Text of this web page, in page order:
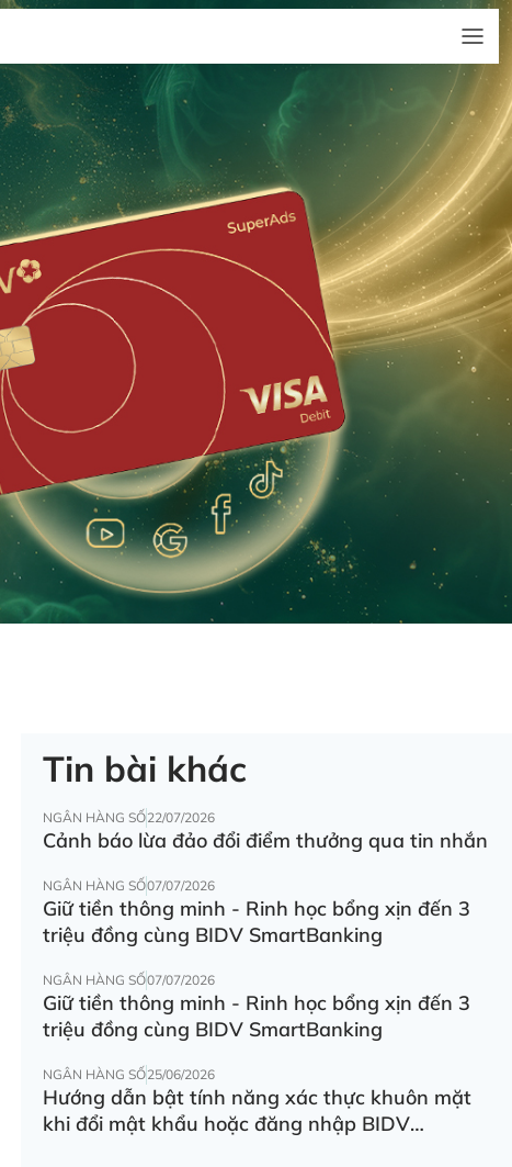
Tin bài khác
NGÂN HÀNG SỐ22/07/2026
Cảnh báo lừa đảo đổi điểm thưởng qua tin nhắn
NGÂN HÀNG SỐ07/07/2026
Giữ tiền thông minh - Rinh học bổng xịn đến 3
triệu đồng cùng BIDV SmartBanking
NGÂN HÀNG SỐ07/07/2026
Giữ tiền thông minh - Rinh học bổng xịn đến 3
triệu đồng cùng BIDV SmartBanking
NGÂN HÀNG SỐ25/06/2026
Hướng dẫn bật tính năng xác thực khuôn mặt
khi đổi mật khẩu hoặc đăng nhập BIDV